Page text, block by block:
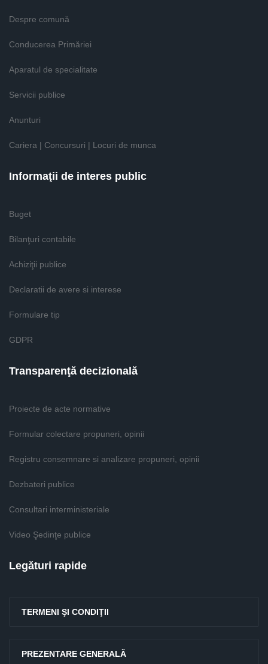
Despre comună
Conducerea Primăriei
Aparatul de specialitate
Servicii publice
Anunturi
Cariera | Concursuri | Locuri de munca
Informaţii de interes public
Buget
Bilanţuri contabile
Achiziţii publice
Declaratii de avere si interese
Formulare tip
GDPR
Transparenţă decizională
Proiecte de acte normative
Formular colectare propuneri, opinii
Registru consemnare si analizare propuneri, opinii
Dezbateri publice
Consultari interministeriale
Video Şedinţe publice
Legături rapide
TERMENI ŞI CONDIŢII
PREZENTARE GENERALĂ